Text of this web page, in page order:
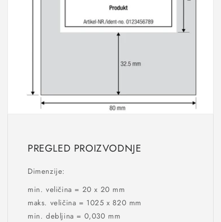
PREGLED PROIZVODNJE
Dimenzije:
min. veličina = 20 x 20 mm
maks. veličina = 1025 x 820 mm
min. debljina = 0,030 mm